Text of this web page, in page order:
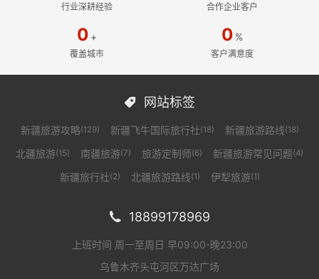
行业深耕经验 合作企业客户
0 +
覆盖城市
0 %
客户满意度
 网站标签
新疆旅游攻略(129) 新疆飞牛国际旅行社(18) 新疆旅游路线(18)
北疆旅游(15) 南疆旅游(7) 旅游定制师(6) 新疆旅游常见问题(4)
新疆旅行社(2) 北疆旅游路线(1) 伊犁旅游(1)
 18899178969
上班时间 周一至周日 早09:00-晚23:00
乌鲁木齐头屯河区万达广场